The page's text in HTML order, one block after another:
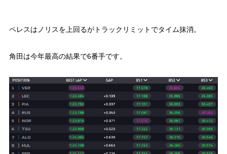
ペレスはノリスを上回るがトラックリミットでタイム抹消。
角田は今年最高の結果で6番手です。